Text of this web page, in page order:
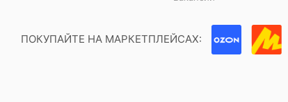
ПОКУПАЙТЕ НА МАРКЕТПЛЕЙСАХ: